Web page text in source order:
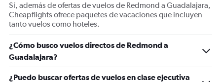
Sí, además de ofertas de vuelos de Redmond a Guadalajara,
Cheapflights ofrece paquetes de vacaciones que incluyen
tanto vuelos como hoteles.
¿Cómo busco vuelos directos de Redmond a
Guadalajara?
¿Puedo buscar ofertas de vuelos en clase ejecutiva